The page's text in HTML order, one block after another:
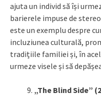
ajuta un individ să își
barierele impuse de
este un exemplu despre
incluziunea culturală,
tradițiile familiei și, în
urmeze visele și să
„The Blind Side”